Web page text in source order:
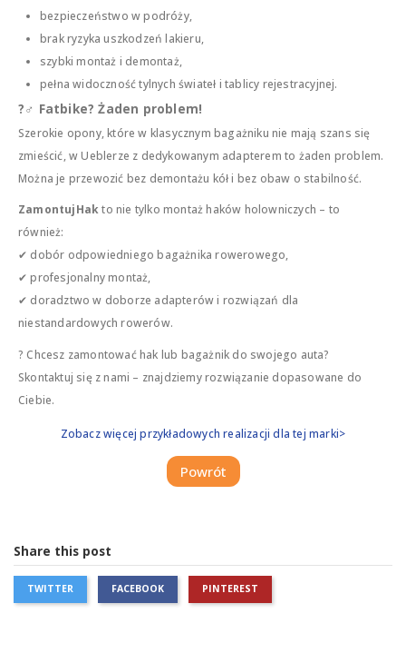
bezpieczeństwo w podróży,
brak ryzyka uszkodzeń lakieru,
szybki montaż i demontaż,
pełna widoczność tylnych świateł i tablicy rejestracyjnej.
?‍♂️ Fatbike? Żaden problem!
Szerokie opony, które w klasycznym bagażniku nie mają szans się
zmieścić, w Ueblerze z dedykowanym adapterem to żaden problem.
Można je przewozić bez demontażu kół i bez obaw o stabilność.
ZamontujHakto nie tylko montaż haków holowniczych – to
również:
✔ dobór odpowiedniego bagażnika rowerowego,
✔ profesjonalny montaż,
✔ doradztwo w doborze adapterów i rozwiązań dla
niestandardowych rowerów.
? Chcesz zamontować hak lub bagażnik do swojego auta?
Skontaktuj się z nami – znajdziemy rozwiązanie dopasowane do
Ciebie.
Zobacz więcej przykładowych realizacji dla tej marki>
Powrót
Share this post
TWITTER FACEBOOK PINTEREST